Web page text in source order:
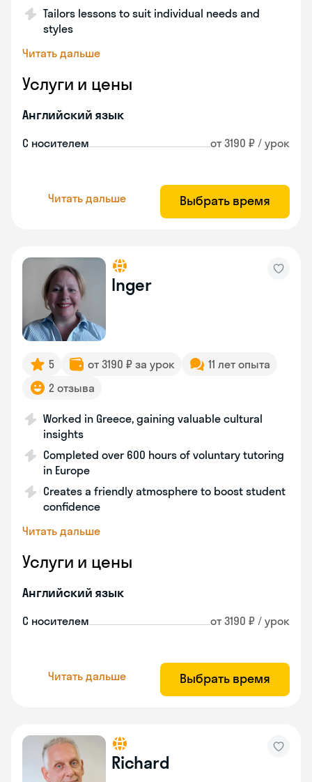
Tailors lessons to suit individual needs and
styles
Читать дальше
Услуги и цены
Английский язык
С носителем от 3190 ₽ / урок
Читать дальше Выбрать время
Inger
5 от 3190 ₽ за урок
11 лет опыта
2 отзыва
Worked in Greece, gaining valuable cultural
insights
Completed over 600 hours of voluntary tutoring
in Europe
Creates a friendly atmosphere to boost student
confidence
Читать дальше
Услуги и цены
Английский язык
С носителем от 3190 ₽ / урок
Читать дальше Выбрать время
Richard